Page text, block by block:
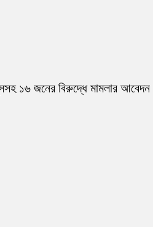
১৬ জনের বিরুদ্ধে মামলার আবেদন